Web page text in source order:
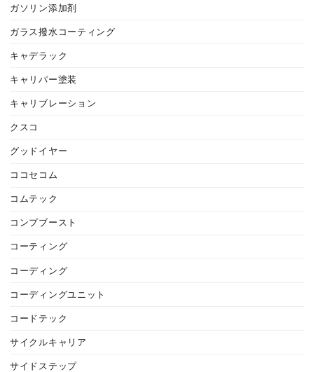
ガソリン添加剤
ガラス撥水コーティング
キャデラック
キャリパー塗装
キャリブレーション
クスコ
グッドイヤー
ココセコム
コムテック
コンプブースト
コーティング
コーディング
コーディングユニット
コードテック
サイクルキャリア
サイドステップ